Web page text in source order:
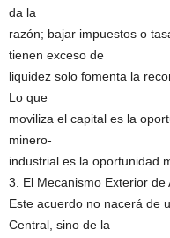
da la
razón; bajar impuestos o
tienen exceso de
liquidez solo fomenta la
Lo que
moviliza el capital es la
minero-
industrial es la oportunidad
3. El Mecanismo Exterior de
Este acuerdo no nacerá de
Central, sino de la